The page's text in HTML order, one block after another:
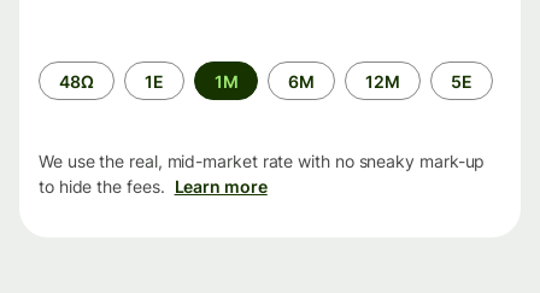
Time
period
48Ω 1Ε 1M 6M 12M 5Ε
We use the real, mid-market rate with no sneaky mark-up
to hide the fees. Learn more